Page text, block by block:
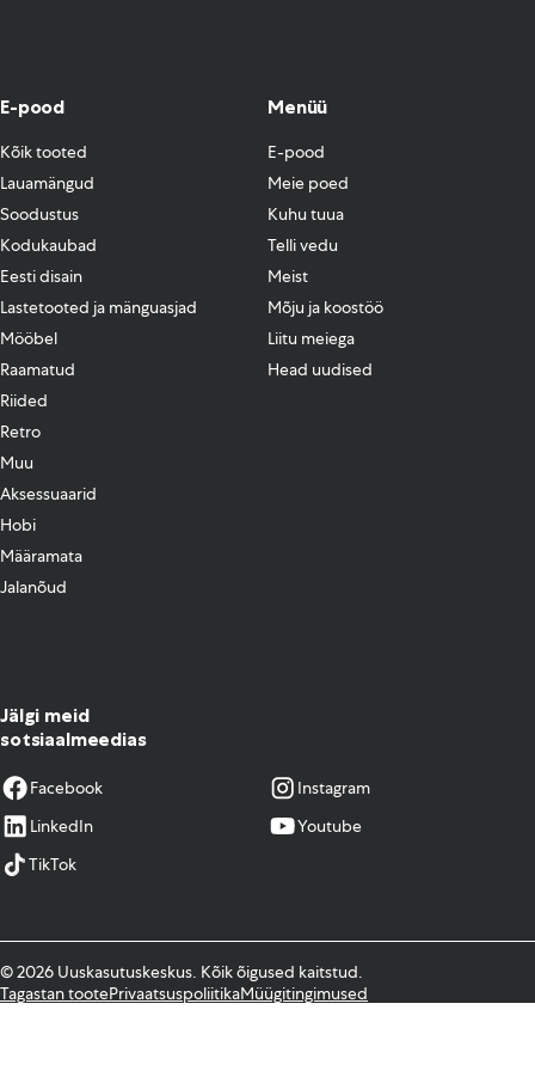
E-pood
Kõik tooted
Lauamängud
Soodustus
Kodukaubad
Eesti disain
Lastetooted ja mänguasjad
Mööbel
Raamatud
Riided
Retro
Muu
Aksessuaarid
Hobi
Määramata
Jalanõud
Menüü
E-pood
Meie poed
Kuhu tuua
Telli vedu
Meist
Mõju ja koostöö
Liitu meiega
Head uudised
Jälgi meid
sotsiaalmeedias
Facebook
Instagram
LinkedIn
Youtube
TikTok
© 2026 Uuskasutuskeskus. Kõik õigused kaitstud.
Tagastan tootePrivaatsuspoliitikaMüügitingimused